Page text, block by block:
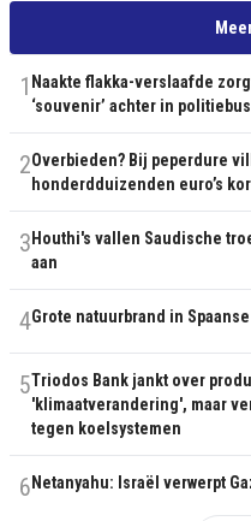
1 Naakte flakka-verslaafde
‘souvenir’ achter in politiebus
2Overbieden? Bij peperdure
honderdduizenden euro’s
3 Houthi's vallen Saudische
aan
4Grote natuurbrand in
5Triodos Bank jankt over
'klimaatverandering', maar
tegen koelsystemen
6 Netanyahu: Israël verwerpt